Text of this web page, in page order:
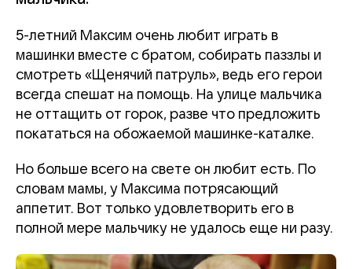
5-летний Максим очень любит играть в
машинки вместе с братом, собирать паззлы и
смотреть «Щенячий патруль», ведь его герои
всегда спешат на помощь. На улице мальчика
не оттащить от горок, разве что предложить
покататься на обожаемой машинке-каталке.
Но больше всего на свете он любит есть. По
словам мамы, у Максима потрясающий
аппетит. Вот только удовлетворить его в
полной мере мальчику не удалось еще ни разу.